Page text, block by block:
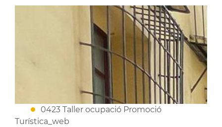
0423 Taller ocupació Promoció
Turística_web